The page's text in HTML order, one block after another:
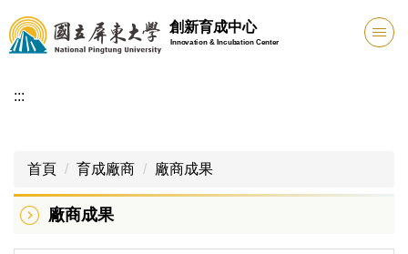
跳
到
主
內
創新育成中心
Innovation & Incubation Center
:::
首頁 育成廠商 廠商成果
廠商成果